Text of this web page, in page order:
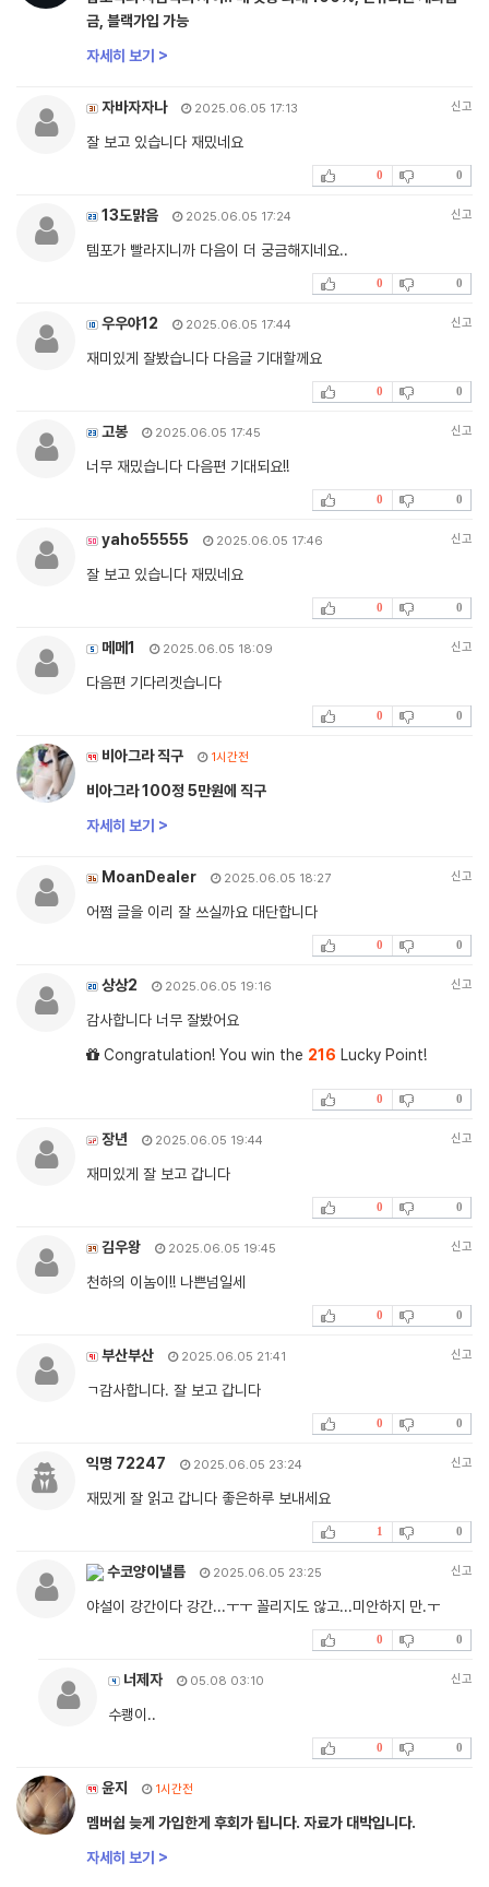
금, 블랙가입 가능
자세히 보기 >
자바자자나 2025.06.05 17:13 신고
잘 보고 있습니다 재밌네요
0 0
13도맑음 2025.06.05 17:24 신고
템포가 빨라지니까 다음이 더 궁금해지네요..
0 0
우우야12 2025.06.05 17:44 신고
재미있게 잘봤습니다 다음글 기대할께요
0 0
고봉 2025.06.05 17:45 신고
너무 재밌습니다 다음편 기대되요!!
0 0
yaho55555 2025.06.05 17:46 신고
잘 보고 있습니다 재밌네요
0 0
메메1 2025.06.05 18:09 신고
다음편 기다리겟습니다
0 0
비아그라 직구 1시간전
비아그라 100정 5만원에 직구
자세히 보기 >
MoanDealer 2025.06.05 18:27 신고
어쩜 글을 이리 잘 쓰실까요 대단합니다
0 0
상상2 2025.06.05 19:16 신고
감사합니다 너무 잘봤어요
Congratulation! You win the 216 Lucky Point!
0 0
장년 2025.06.05 19:44 신고
재미있게 잘 보고 갑니다
0 0
김우왕 2025.06.05 19:45 신고
천하의 이놈이!! 나쁜넘일세
0 0
부산부산 2025.06.05 21:41 신고
ㄱ감사합니다. 잘 보고 갑니다
0 0
익명 72247 2025.06.05 23:24 신고
재밌게 잘 읽고 갑니다 좋은하루 보내세요
1 0
수코양이낼름 2025.06.05 23:25 신고
야설이 강간이다 강간...ㅜㅜ 꼴리지도 않고...미안하지 만.ㅜ
0 0
너제자 05.08 03:10 신고
수쾡이..
0 0
윤지 1시간전
멤버쉽 늦게 가입한게 후회가 됩니다. 자료가 대박입니다.
자세히 보기 >